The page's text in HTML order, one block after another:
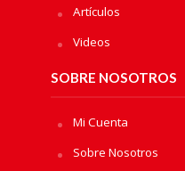
Artículos
Videos
SOBRE NOSOTROS
Mi Cuenta
Sobre Nosotros